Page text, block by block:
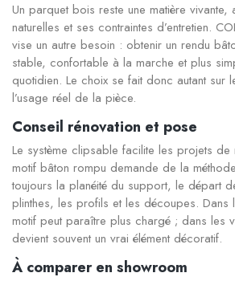
Un parquet bois reste une matière vivante,
naturelles et ses contraintes d’entretien.
vise un autre besoin : obtenir un rendu
stable, confortable à la marche et plus
quotidien. Le choix se fait donc autant sur
l’usage réel de la pièce.
Conseil rénovation et pose
Le système clipsable facilite les projets de
motif bâton rompu demande de la
toujours la planéité du support, le départ
plinthes, les profils et les découpes. Dans
motif peut paraître plus chargé ; dans les
devient souvent un vrai élément décoratif.
À comparer en showroom